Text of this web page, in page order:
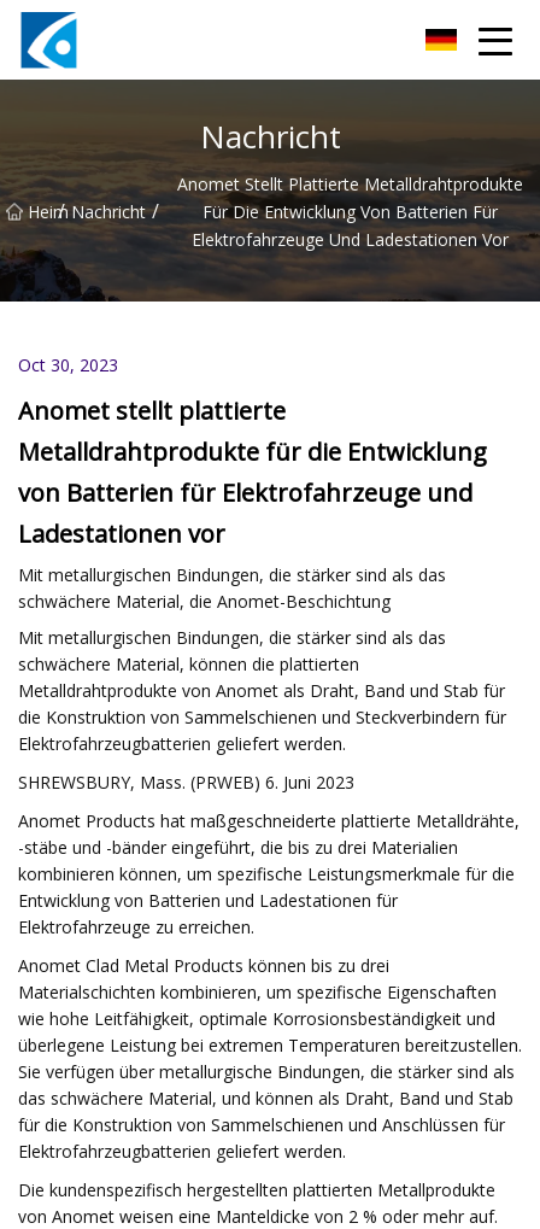
Nachricht
Heim
/ Nachricht /
Anomet Stellt Plattierte Metalldrahtprodukte
Für Die Entwicklung Von Batterien Für
Elektrofahrzeuge Und Ladestationen Vor
Oct 30, 2023
Anomet stellt plattierte
Metalldrahtprodukte für die Entwicklung
von Batterien für Elektrofahrzeuge und
Ladestationen vor
Mit metallurgischen Bindungen, die stärker sind als das
schwächere Material, die Anomet-Beschichtung
Mit metallurgischen Bindungen, die stärker sind als das
schwächere Material, können die plattierten
Metalldrahtprodukte von Anomet als Draht, Band und Stab für
die Konstruktion von Sammelschienen und Steckverbindern für
Elektrofahrzeugbatterien geliefert werden.
SHREWSBURY, Mass. (PRWEB) 6. Juni 2023
Anomet Products hat maßgeschneiderte plattierte Metalldrähte,
-stäbe und -bänder eingeführt, die bis zu drei Materialien
kombinieren können, um spezifische Leistungsmerkmale für die
Entwicklung von Batterien und Ladestationen für
Elektrofahrzeuge zu erreichen.
Anomet Clad Metal Products können bis zu drei
Materialschichten kombinieren, um spezifische Eigenschaften
wie hohe Leitfähigkeit, optimale Korrosionsbeständigkeit und
überlegene Leistung bei extremen Temperaturen bereitzustellen.
Sie verfügen über metallurgische Bindungen, die stärker sind als
das schwächere Material, und können als Draht, Band und Stab
für die Konstruktion von Sammelschienen und Anschlüssen für
Elektrofahrzeugbatterien geliefert werden.
Die kundenspezifisch hergestellten plattierten Metallprodukte
von Anomet weisen eine Manteldicke von 2 % oder mehr auf.